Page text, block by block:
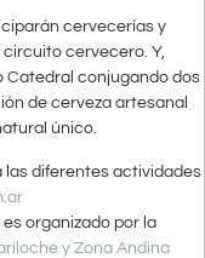
cervecerías y
cervecero. Y,
Catedral conjugando dos
de cerveza artesanal
único.
las diferentes actividades
organizado por la
y Zona Andina